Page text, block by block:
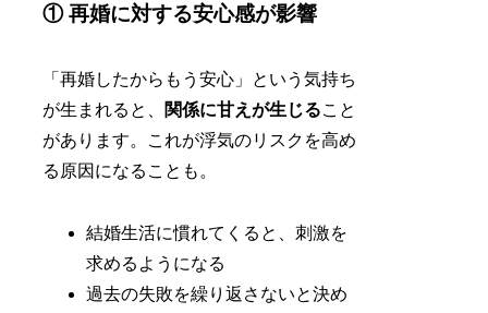
① 再婚に対する安心感が影響
「再婚したからもう安心」という気持ち
が生まれると、
関係に甘えが生じること
があります。これが浮気のリスクを高め
る原因になることも。
結婚生活に慣れてくると、刺激を
求めるようになる
過去の失敗を繰り返さないと決め